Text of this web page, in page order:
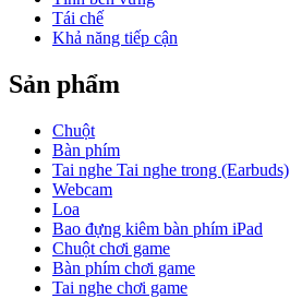
Tái chế
Khả năng tiếp cận
Sản phẩm
Chuột
Bàn phím
Tai nghe Tai nghe trong (Earbuds)
Webcam
Loa
Bao đựng kiêm bàn phím iPad
Chuột chơi game
Bàn phím chơi game
Tai nghe chơi game